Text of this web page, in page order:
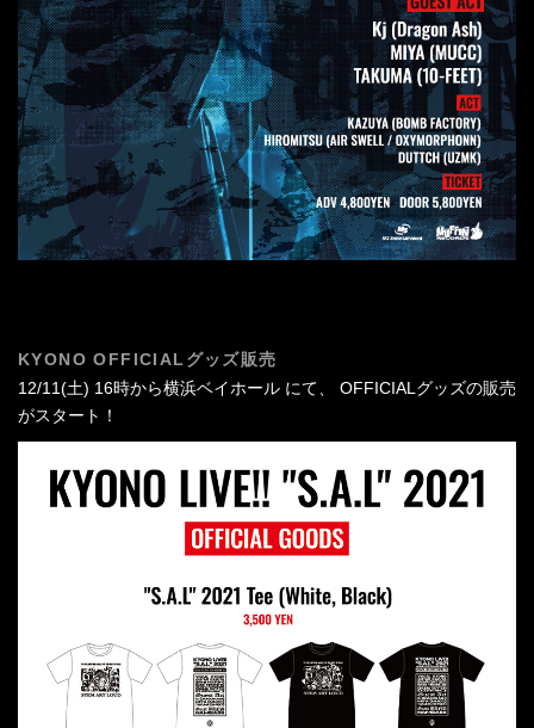
KYONO OFFICIALグッズ販売
12/11(土) 16時から横浜ベイホール にて、 OFFICIALグッズの販売
がスタート！